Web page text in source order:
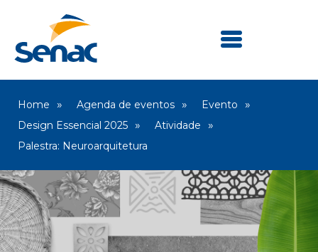
Home Agenda de eventos
Evento
Design Essencial 2025
Atividade
Palestra: Neuroarquitetura